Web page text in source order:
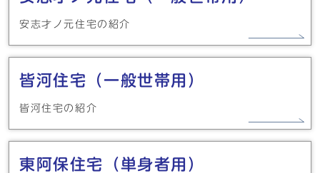
安志才ノ元住宅の紹介
皆河住宅（一般世帯用）
皆河住宅の紹介
東阿保住宅（単身者用）